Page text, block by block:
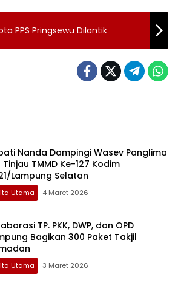
PPS Pringsewu Dilantik
Nanda Dampingi Wasev Panglima
Tinjau TMMD Ke-127 Kodim
Lampung Selatan
Utama 4 Maret 2026
TP. PKK, DWP, dan OPD
Bagikan 300 Paket Takjil
Utama 3 Maret 2026